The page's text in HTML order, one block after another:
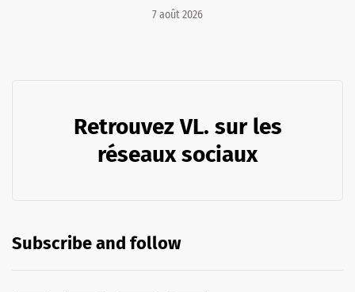
7 août 2026
Retrouvez VL. sur les
réseaux sociaux
Subscribe and follow